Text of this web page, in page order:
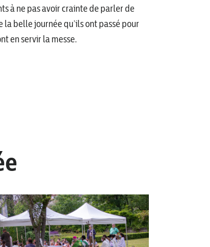
à ne pas avoir crainte de parler de
la belle journée qu’ils ont passé pour
en servir la messe.